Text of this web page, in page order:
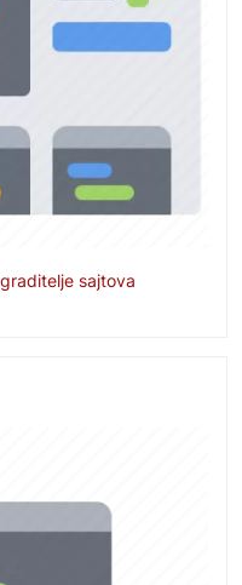
sajtova